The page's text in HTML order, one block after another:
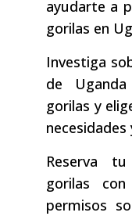
ayudarte a
gorilas en
Investiga
de
gorilas y
Reserva
gorilas
permisos